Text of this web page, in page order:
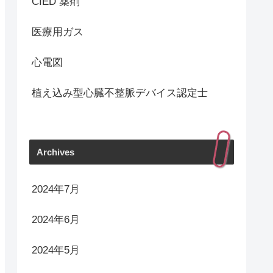
医療用ガス
心電図
植え込み型心臓不整脈デバイス認定士
Archives
2024年7月
2024年6月
2024年5月